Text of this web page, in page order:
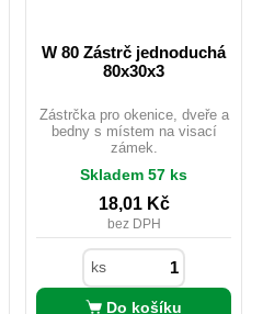
W 80 Zástrč jednoduchá
80x30x3
Zástrčka pro okenice, dveře a
bedny s místem na visací
zámek.
Skladem 57 ks
18,01 Kč
bez DPH
ks
Do košíku